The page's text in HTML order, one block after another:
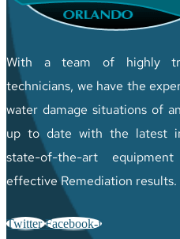
With a team of highly
technicians, we have the
water damage situations of
up to date with the latest
state-of-the-art
effective Remediation results.
Twitter Facebook-f